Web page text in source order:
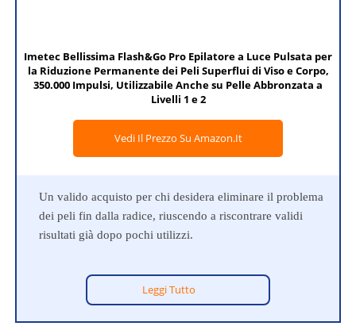
Imetec Bellissima Flash&Go Pro Epilatore a Luce Pulsata per
la Riduzione Permanente dei Peli Superflui di Viso e Corpo,
350.000 Impulsi, Utilizzabile Anche su Pelle Abbronzata a
Livelli 1 e 2
Vedi Il Prezzo Su Amazon.it
Un valido acquisto per chi desidera eliminare il problema
dei peli fin dalla radice, riuscendo a riscontrare validi
risultati già dopo pochi utilizzi.
Leggi Tutto